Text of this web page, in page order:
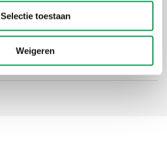
Selectie toestaan
Weigeren
Digitaliseren
Industrie 4.0
ScOUT!ng - Ontdek de vernieuwers van
de industrie